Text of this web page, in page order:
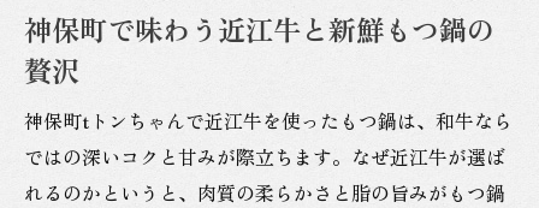
飲み放題付きプランでもつ鍋を満喫する方
宴会シーンで活躍する神保町のもつ鍋体験
神保町駅界隈で和牛もつ鍋を満喫する方法
神保町で味わう近江牛と新鮮もつ鍋の
贅沢
神保町tトンちゃんで近江牛を使ったもつ鍋は、和牛なら
ではの深いコクと甘みが際立ちます。なぜ近江牛が選ば
れるのかというと、肉質の柔らかさと脂の旨みがもつ鍋